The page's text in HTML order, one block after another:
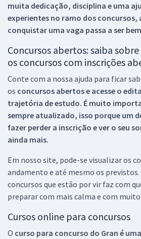
muita dedicação, disciplina e uma
experientes no ramo dos concursos,
conquistar uma vaga passa a ser
Concursos abertos: saiba
os concursos com inscrições
Conte com a nossa ajuda para ficar
os concursos abertos e acesse o
trajetória de estudo. É muito
sempre atualizado, isso porque um
fazer perder a inscrição e ver o seu
ainda mais.
Em nosso site, pode-se visualizar os
andamento e até mesmo os
concursos que estão por vir faz com
preparar com mais calma e com
Cursos online para concursos
O curso para concurso do Gran é